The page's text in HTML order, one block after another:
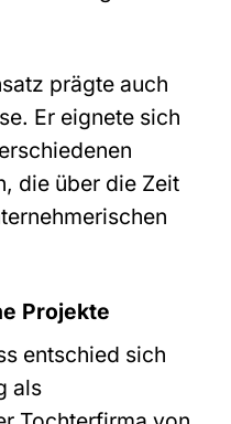
prägte auch
Er eignete sich
die über die Zeit
Projekte
entschied sich
als